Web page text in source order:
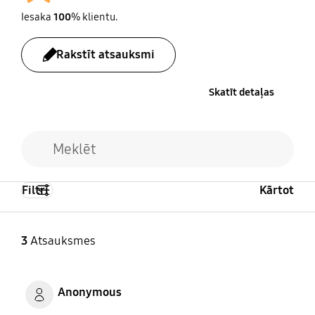
Iesaka 100% klientu.
Rakstīt atsauksmi
Skatīt detaļas
3Atsauksmes
Filtri Kārtot
Anonymous